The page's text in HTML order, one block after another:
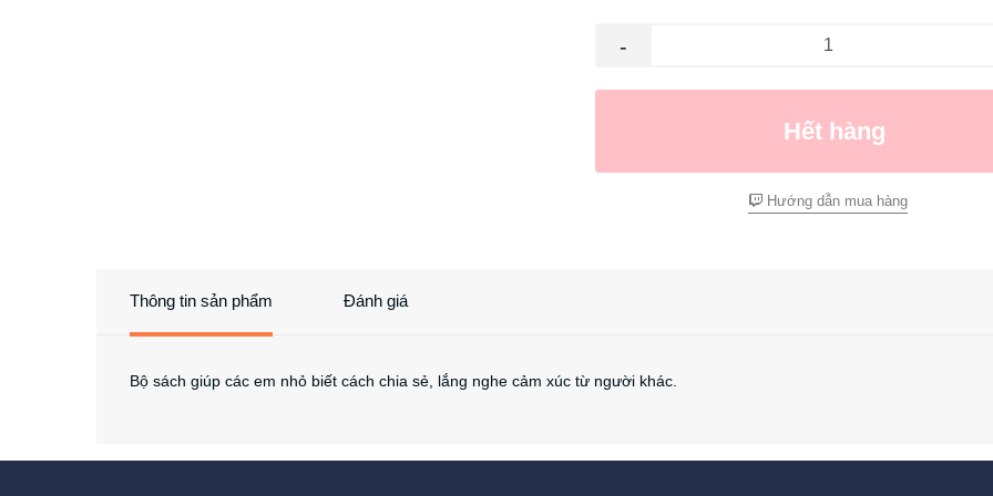
-
Hết hàng
Hướng dẫn mua hàng
Thông tin sản phẩm Đánh giá
Bộ sách giúp các em nhỏ biết cách chia sẻ, lắng nghe cảm xúc từ người khác.